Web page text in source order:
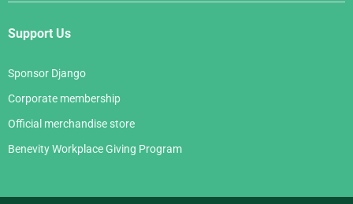
Support Us
Sponsor Django
Corporate membership
Official merchandise store
Benevity Workplace Giving Program